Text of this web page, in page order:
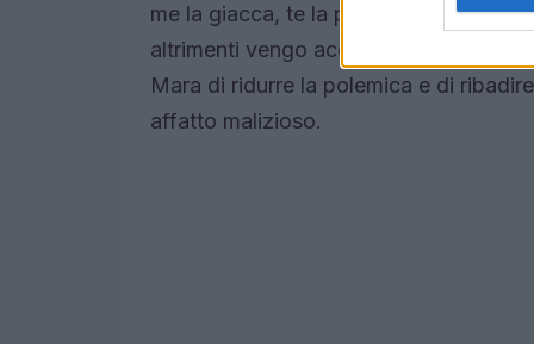
me la giacca, te la prendo io. Come
altrimenti vengo accusata di
Mara di ridurre la polemica e di
affatto malizioso.